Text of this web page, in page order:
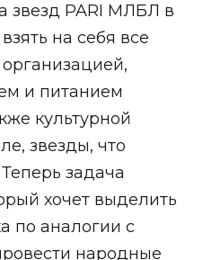
звезд PARI МЛБЛ в
на себя все
и питанием
культурной
звезды, что
задача
хочет выделить
по аналогии с
народные